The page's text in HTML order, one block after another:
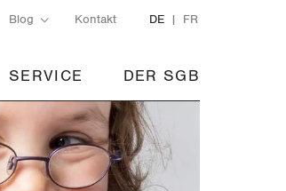
Blog Kontakt DE FR
SERVICE DER SGB